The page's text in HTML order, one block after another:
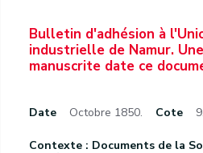
Bulletin d'adhésion à
industrielle de Namur.
manuscrite date ce
Date Octobre 1850. Cote
Contexte : Documents de la